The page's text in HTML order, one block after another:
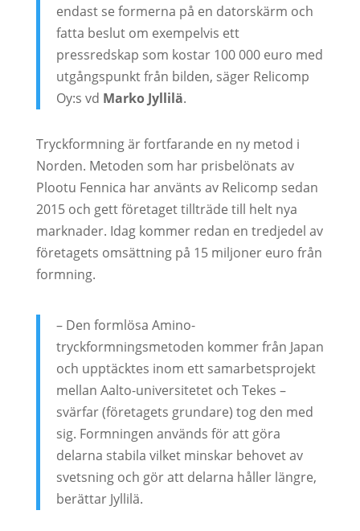
endast se formerna på en datorskärm och
fatta beslut om exempelvis ett
pressredskap som kostar 100 000 euro med
utgångspunkt från bilden, säger Relicomp
Oy:s vd Marko Jyllilä.
Tryckformning är fortfarande en ny metod i
Norden. Metoden som har prisbelönats av
Plootu Fennica har använts av Relicomp sedan
2015 och gett företaget tillträde till helt nya
marknader. Idag kommer redan en tredjedel av
företagets omsättning på 15 miljoner euro från
formning.
– Den formlösa Amino-
tryckformningsmetoden kommer från Japan
och upptäcktes inom ett samarbetsprojekt
mellan Aalto-universitetet och Tekes –
svärfar (företagets grundare) tog den med
sig. Formningen används för att göra
delarna stabila vilket minskar behovet av
svetsning och gör att delarna håller längre,
berättar Jyllilä.